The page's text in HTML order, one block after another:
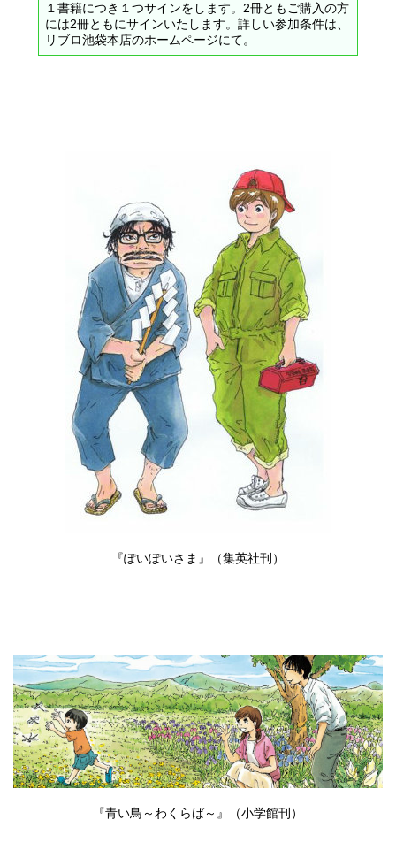
１書籍につき１つサインをします。2冊ともご購入の方
には2冊ともにサインいたします。詳しい参加条件は、
リブロ池袋本店のホームページにて。
『ぽいぽいさま』（集英社刊）
『青い鳥～わくらば～』（小学館刊）